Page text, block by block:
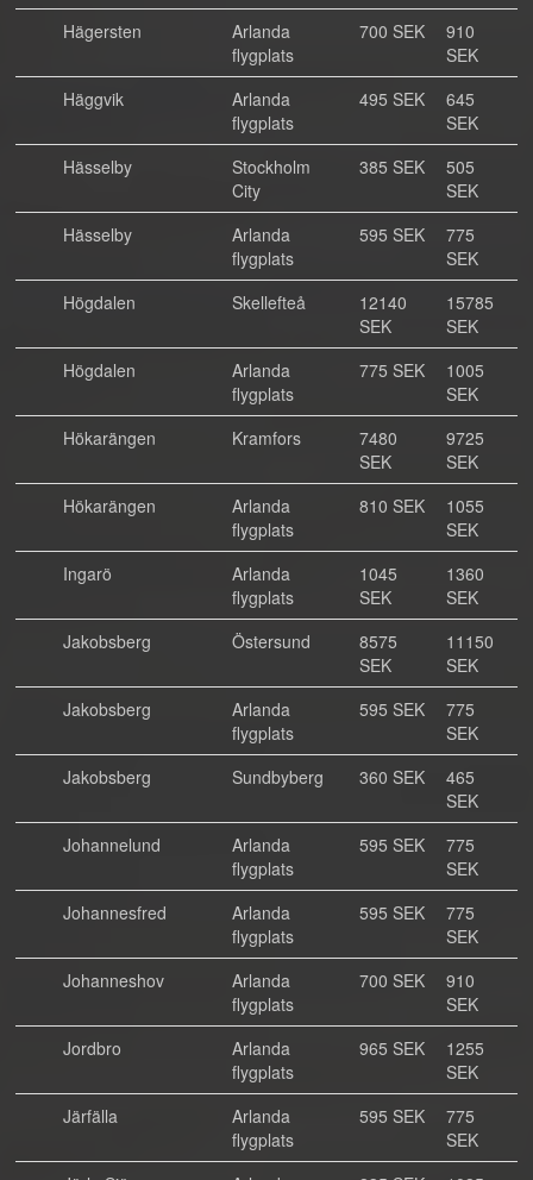
Hägersten
Arlanda
flygplats
700 SEK
910
SEK
Häggvik
Arlanda
flygplats
495 SEK
645
SEK
Hässelby
Stockholm
City
385 SEK
505
SEK
Hässelby
Arlanda
flygplats
595 SEK
775
SEK
Högdalen
Skellefteå
12140
SEK
15785
SEK
Högdalen
Arlanda
flygplats
775 SEK
1005
SEK
Hökarängen
Kramfors
7480
SEK
9725
SEK
Hökarängen
Arlanda
flygplats
810 SEK
1055
SEK
Ingarö
Arlanda
flygplats
1045
SEK
1360
SEK
Jakobsberg
Östersund
8575
SEK
11150
SEK
Jakobsberg
Arlanda
flygplats
595 SEK
775
SEK
Jakobsberg
Sundbyberg 360 SEK
465
SEK
Johannelund
Arlanda
flygplats
595 SEK
775
SEK
Johannesfred
Arlanda
flygplats
595 SEK
775
SEK
Johanneshov
Arlanda
flygplats
700 SEK
910
SEK
Jordbro
Arlanda
flygplats
965 SEK
1255
SEK
Järfälla
Arlanda
flygplats
595 SEK
775
SEK